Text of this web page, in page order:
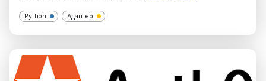
Python Адаптер